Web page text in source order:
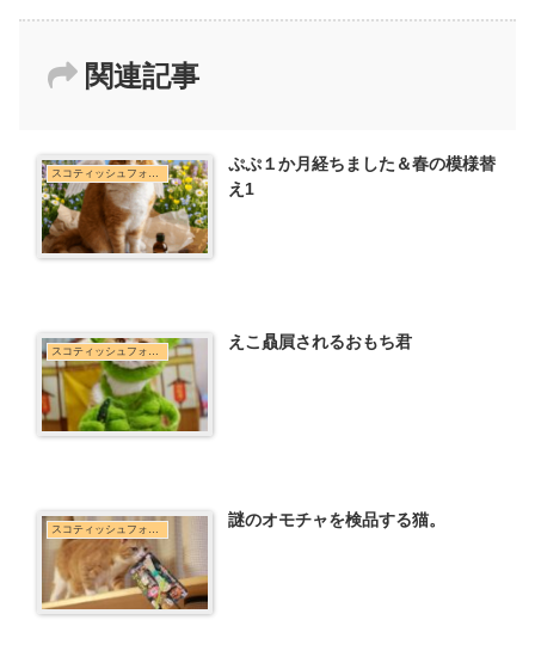
関連記事
スコティッシュフォールド
ぷぷ１か月経ちました＆春の模様替
え1
えこ贔屓されるおもち君
謎のオモチャを検品する猫。